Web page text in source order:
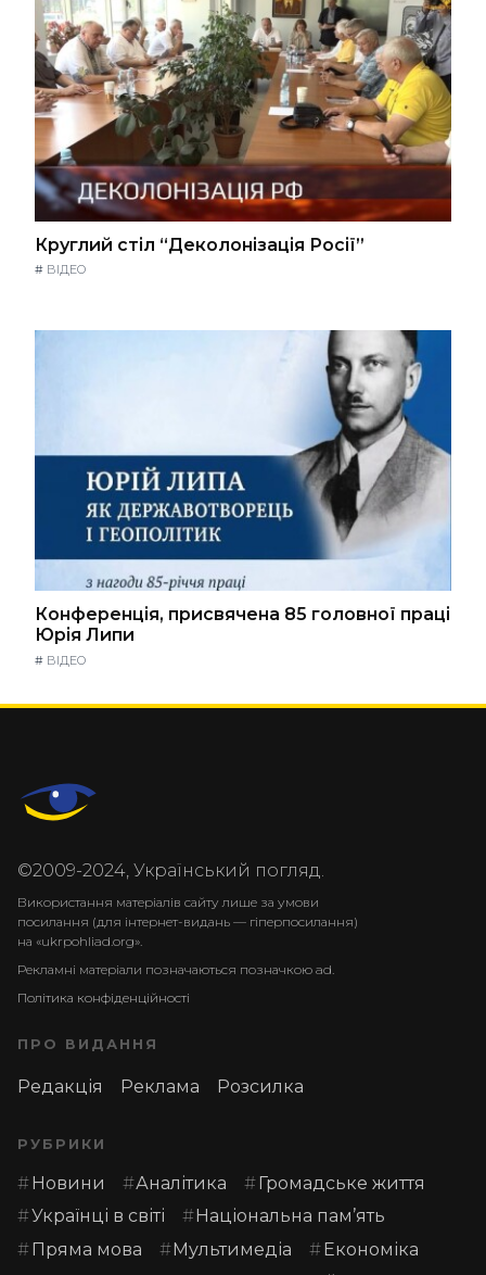
Круглий стіл “Деколонізація Росії”
# ВІДЕО
Конференція, присвячена 85 головної праці
Юрія Липи
# ВІДЕО
©2009-2024, Український погляд.
Використання матеріалів сайту лише за умови
посилання (для інтернет-видань — гіперпосилання)
на «ukrpohliad.org».
Рекламні матеріали позначаються позначкою ad.
Політика конфіденційності
ПРО ВИДАННЯ
Редакція Реклама Розсилка
РУБРИКИ
Новини Аналітика
Громадське життя
Українці в світі
Національна пам’ять
Пряма мова
Мультимедіа
Економіка